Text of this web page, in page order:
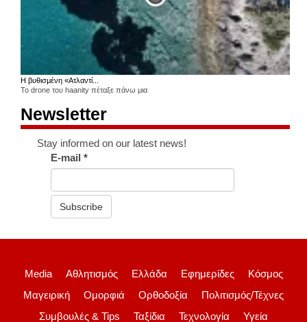
Η βυθισμένη «Ατλαντί...
Το drone του haanity πέταξε πάνω μια
Newsletter
Stay informed on our latest news!
E-mail*
Subscribe
Media Αθλητισμός Ελλάδα Εφημερίδες
Κόσμος
Μαγειρική
Ομορφιά Ορθοδοξία
Πολιτισμός/Τέχνες
Συμβουλές & Tips
Ταξίδια Τεχνολογία Υγεία